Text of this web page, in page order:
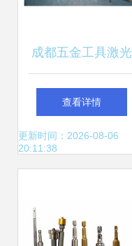
成都五金工具激光
加工服务全解析 雕
刻、打标、切割一
查看详情
更新时间：2026-08-06
20:11:38